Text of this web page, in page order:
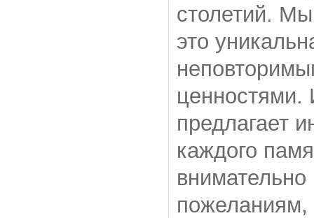
столетий.
это
ценностями.
предлагает
каждого
пожеланиям,